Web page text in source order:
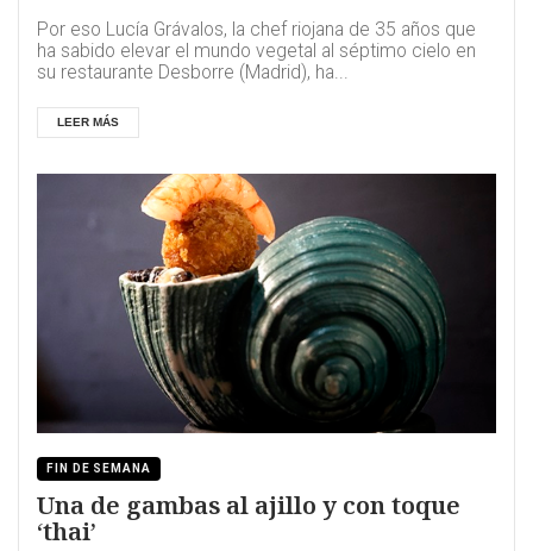
Por eso Lucía Grávalos, la chef riojana de 35 años que
ha sabido elevar el mundo vegetal al séptimo cielo en
su restaurante Desborre (Madrid), ha...
LEER MÁS
FIN DE SEMANA
Una de gambas al ajillo y con toque
‘thai’